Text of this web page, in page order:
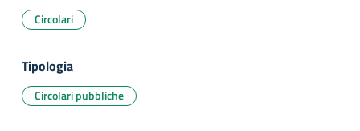
Circolari
Tipologia
Circolari pubbliche